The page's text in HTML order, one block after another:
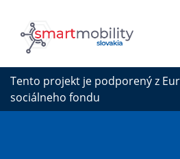
Tento projekt je podporený z
sociálneho fondu